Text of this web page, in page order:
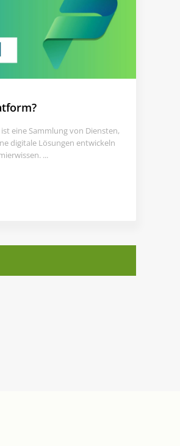
eine Sammlung von Diensten,
digitale Lösungen entwickeln
...